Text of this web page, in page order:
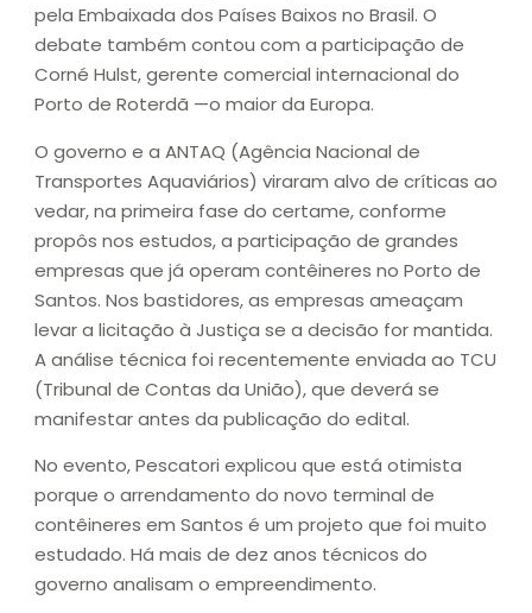
pela Embaixada dos Países Baixos no Brasil. O
debate também contou com a participação de
Corné Hulst, gerente comercial internacional do
Porto de Roterdã —o maior da Europa.
O governo e a ANTAQ (Agência Nacional de
Transportes Aquaviários) viraram alvo de críticas ao
vedar, na primeira fase do certame, conforme
propôs nos estudos, a participação de grandes
empresas que já operam contêineres no Porto de
Santos. Nos bastidores, as empresas ameaçam
levar a licitação à Justiça se a decisão for mantida.
A análise técnica foi recentemente enviada ao TCU
(Tribunal de Contas da União), que deverá se
manifestar antes da publicação do edital.
No evento, Pescatori explicou que está otimista
porque o arrendamento do novo terminal de
contêineres em Santos é um projeto que foi muito
estudado. Há mais de dez anos técnicos do
governo analisam o empreendimento.